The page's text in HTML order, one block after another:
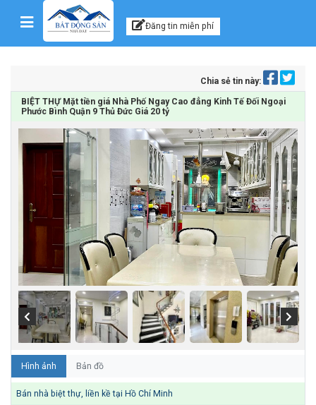
Skip to content Kênh thông tin, tư vấn
Đăng tin miễn phí
Chia sẻ tin này:
BIỆT THỰ Mặt tiền giá Nhà Phố Ngay Cao đẳng Kinh Tế Đối Ngoại
Phước Bình Quận 9 Thủ Đức Giá 20 tỷ
Hình ảnh Bản đồ
Bán nhà biệt thự, liền kề tại Hồ Chí Minh